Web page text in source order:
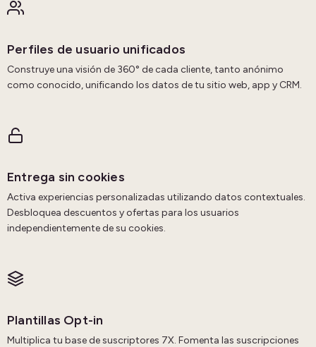
Perfiles de usuario unificados
Construye una visión de 360° de cada cliente, tanto anónimo
como conocido, unificando los datos de tu sitio web, app y CRM.
Entrega sin cookies
Activa experiencias personalizadas utilizando datos contextuales.
Desbloquea descuentos y ofertas para los usuarios
independientemente de su cookies.
Plantillas Opt-in
Multiplica tu base de suscriptores 7X. Fomenta las suscripciones